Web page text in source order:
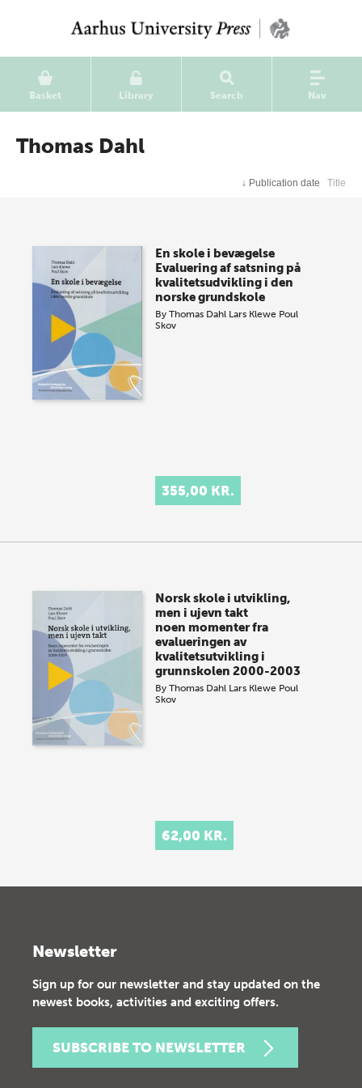
Basket Library Search Nav
Thomas Dahl
↓ Publication date Title
En skole i bevægelse
Evaluering af satsning på
kvalitetsudvikling i den
norske grundskole
ByThomas Dahl Lars Klewe Poul
Skov
355,00 KR.
Norsk skole i utvikling,
men i ujevn takt
noen momenter fra
evalueringen av
kvalitetsutvikling i
grunnskolen 2000-2003
ByThomas Dahl Lars Klewe Poul
Skov
62,00 KR.
Newsletter
Sign up for our newsletter and stay updated on the
newest books, activities and exciting offers.
SUBSCRIBE TO NEWSLETTER